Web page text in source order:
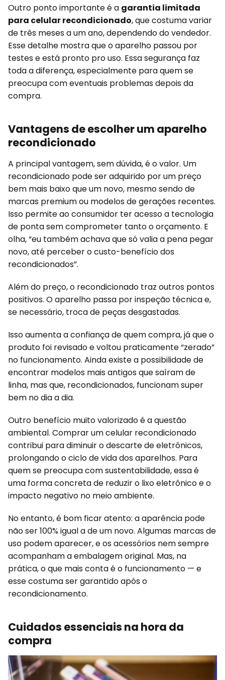
Outro ponto importante é a garantia limitada
para celular recondicionado, que costuma variar
de três meses a um ano, dependendo do vendedor.
Esse detalhe mostra que o aparelho passou por
testes e está pronto pro uso. Essa segurança faz
toda a diferença, especialmente para quem se
preocupa com eventuais problemas depois da
compra.
Vantagens de escolher um aparelho
recondicionado
A principal vantagem, sem dúvida, é o valor. Um
recondicionado pode ser adquirido por um preço
bem mais baixo que um novo, mesmo sendo de
marcas premium ou modelos de gerações recentes.
Isso permite ao consumidor ter acesso a tecnologia
de ponta sem comprometer tanto o orçamento. E
olha, “eu também achava que só valia a pena pegar
novo, até perceber o custo-benefício dos
recondicionados”.
Além do preço, o recondicionado traz outros pontos
positivos. O aparelho passa por inspeção técnica e,
se necessário, troca de peças desgastadas.
Isso aumenta a confiança de quem compra, já que o
produto foi revisado e voltou praticamente “zerado”
no funcionamento. Ainda existe a possibilidade de
encontrar modelos mais antigos que saíram de
linha, mas que, recondicionados, funcionam super
bem no dia a dia.
Outro benefício muito valorizado é a questão
ambiental. Comprar um celular recondicionado
contribui para diminuir o descarte de eletrônicos,
prolongando o ciclo de vida dos aparelhos. Para
quem se preocupa com sustentabilidade, essa é
uma forma concreta de reduzir o lixo eletrônico e o
impacto negativo no meio ambiente.
No entanto, é bom ficar atento: a aparência pode
não ser 100% igual a de um novo. Algumas marcas de
uso podem aparecer, e os acessórios nem sempre
acompanham a embalagem original. Mas, na
prática, o que mais conta é o funcionamento — e
esse costuma ser garantido após o
recondicionamento.
Cuidados essenciais na hora da
compra